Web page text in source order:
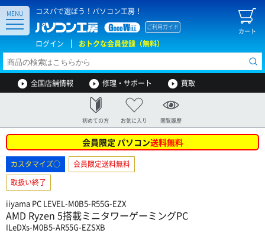
コスパで選ぼう！パソコン工房！
カート
ご利用ガイド
ログイン おトクな会員登録（無料）
MENU
全国店舗情報 修理・サポート 買取
初めての方 お気に入り 閲覧履歴
会員限定 パソコン送料無料
カスタマイズ○
会員限定送料無料
取扱い終了
iiyama PC LEVEL-M0B5-R55G-EZX
AMD Ryzen 5搭載ミニタワーゲーミングPC
ILeDXs-M0B5-AR55G-EZSXB